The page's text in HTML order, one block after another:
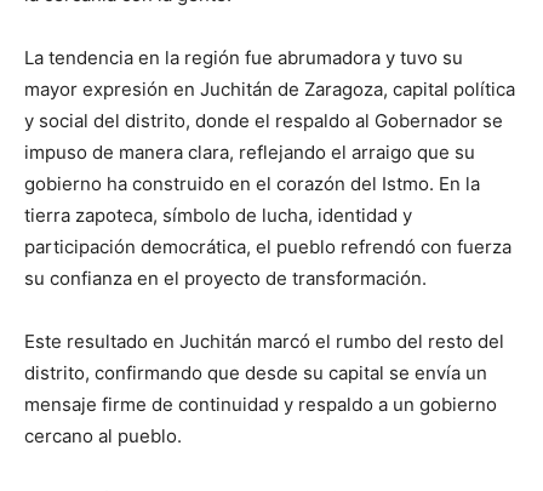
La tendencia en la región fue abrumadora y tuvo su
mayor expresión en Juchitán de Zaragoza, capital política
y social del distrito, donde el respaldo al Gobernador se
impuso de manera clara, reflejando el arraigo que su
gobierno ha construido en el corazón del Istmo. En la
tierra zapoteca, símbolo de lucha, identidad y
participación democrática, el pueblo refrendó con fuerza
su confianza en el proyecto de transformación.
Este resultado en Juchitán marcó el rumbo del resto del
distrito, confirmando que desde su capital se envía un
mensaje firme de continuidad y respaldo a un gobierno
cercano al pueblo.